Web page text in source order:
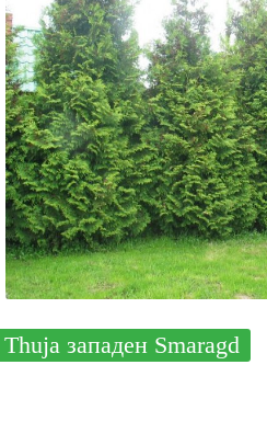
Thuja западен Smaragd